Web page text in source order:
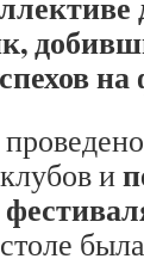
на
и